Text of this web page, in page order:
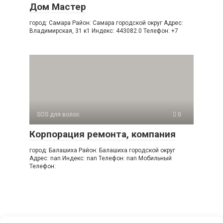
Дом Мастер
город: Самара Район: Самара городской округ Адрес:
Владимирская, 31 к1 Индекс: 443082.0 Телефон: +7
SOS для волос 0
Корпорация ремонта, компания
город: Балашиха Район: Балашиха городской округ
Адрес: nan Индекс: nan Телефон: nan Мобильный
Телефон: